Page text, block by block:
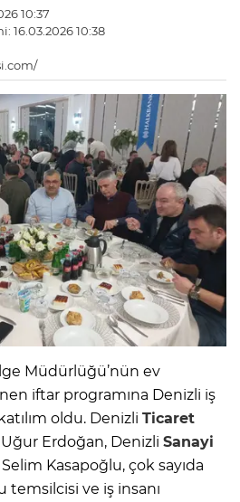
10:37
16.03.2026 10:38
Müdürlüğü’nün ev
iftar programına Denizli iş
oldu. Denizli Ticaret
Uğur Erdoğan, Denizli Sanayi
Selim Kasapoğlu, çok sayıda
temsilcisi ve iş insanı